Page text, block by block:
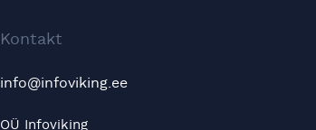
Kontakt
info@infoviking.ee
OÜ Infoviking